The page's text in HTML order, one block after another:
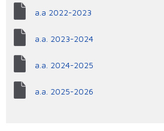
a.a 2022-2023
a.a. 2023-2024
a.a. 2024-2025
a.a. 2025-2026